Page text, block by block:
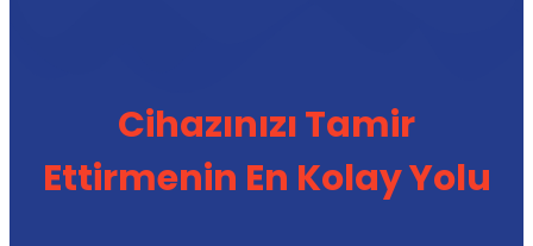
Cihazınızı Tamir
Ettirmenin En Kolay Yolu